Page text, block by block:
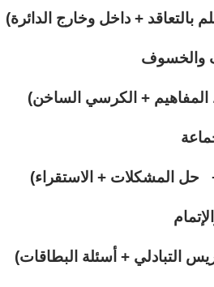
بالتعاقد + داخل وخارج الدائرة)
والخسوف
المفاهيم + الكرسي الساخن)
حل المشكلات + الاستقراء)
التبادلي + أسئلة البطاقات)